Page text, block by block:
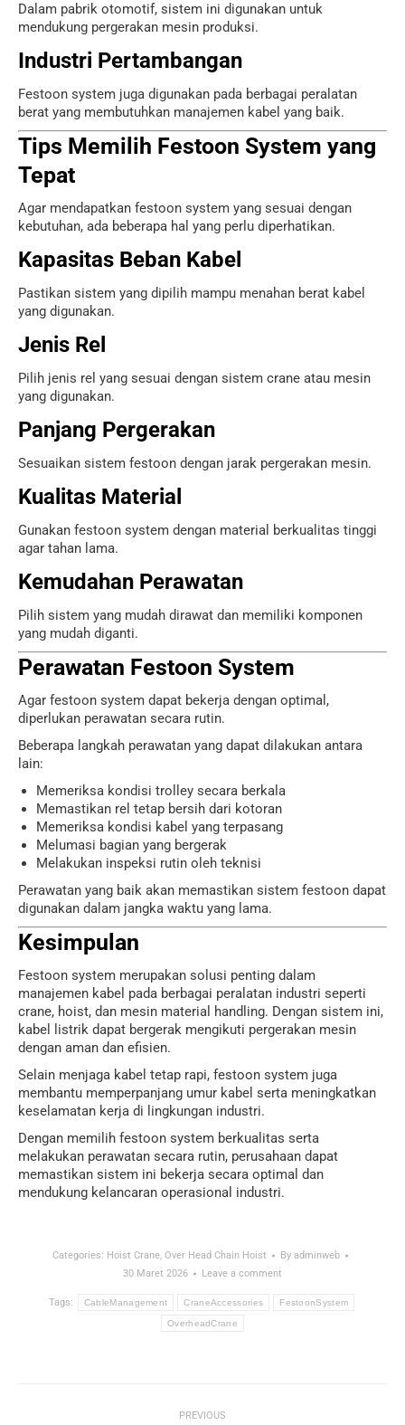
Dalam pabrik otomotif, sistem ini digunakan untuk
mendukung pergerakan mesin produksi.
Industri Pertambangan
Festoon system juga digunakan pada berbagai peralatan
berat yang membutuhkan manajemen kabel yang baik.
Tips Memilih Festoon System yang
Tepat
Agar mendapatkan festoon system yang sesuai dengan
kebutuhan, ada beberapa hal yang perlu diperhatikan.
Kapasitas Beban Kabel
Pastikan sistem yang dipilih mampu menahan berat kabel
yang digunakan.
Jenis Rel
Pilih jenis rel yang sesuai dengan sistem crane atau mesin
yang digunakan.
Panjang Pergerakan
Sesuaikan sistem festoon dengan jarak pergerakan mesin.
Kualitas Material
Gunakan festoon system dengan material berkualitas tinggi
agar tahan lama.
Kemudahan Perawatan
Pilih sistem yang mudah dirawat dan memiliki komponen
yang mudah diganti.
Perawatan Festoon System
Agar festoon system dapat bekerja dengan optimal,
diperlukan perawatan secara rutin.
Beberapa langkah perawatan yang dapat dilakukan antara
lain:
Memeriksa kondisi trolley secara berkala
Memastikan rel tetap bersih dari kotoran
Memeriksa kondisi kabel yang terpasang
Melumasi bagian yang bergerak
Melakukan inspeksi rutin oleh teknisi
Perawatan yang baik akan memastikan sistem festoon dapat
digunakan dalam jangka waktu yang lama.
Kesimpulan
Festoon system merupakan solusi penting dalam
manajemen kabel pada berbagai peralatan industri seperti
crane, hoist, dan mesin material handling. Dengan sistem ini,
kabel listrik dapat bergerak mengikuti pergerakan mesin
dengan aman dan efisien.
Selain menjaga kabel tetap rapi, festoon system juga
membantu memperpanjang umur kabel serta meningkatkan
keselamatan kerja di lingkungan industri.
Dengan memilih festoon system berkualitas serta
melakukan perawatan secara rutin, perusahaan dapat
memastikan sistem ini bekerja secara optimal dan
mendukung kelancaran operasional industri.
Categories: Hoist Crane, Over Head Chain Hoist By adminweb
30 Maret 2026
Leave a comment
Tags: CableManagement CraneAccessories FestoonSystem
OverheadCrane
PREVIOUS